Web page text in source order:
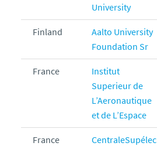
University
Finland
Aalto University
Foundation Sr
France
Institut
Superieur de
L’Aeronautique
et de L’Espace
France
CentraleSupélec